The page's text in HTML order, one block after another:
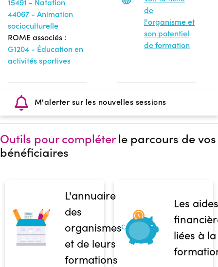
15491 - Natation
44067 - Animation
socioculturelle
ROME associés :
G1204 - Éducation en
activités sportives
de
l'organisme et
son potentiel
de formation
M'alerter sur les nouvelles sessions
Outils pour compléterle parcours de vos
bénéficiaires
L'annuaire
des
organismes
et de leurs
formations
Les aides
liées à la